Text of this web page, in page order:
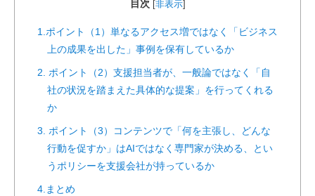
目次 非表示]
1.ポイント（1）単なるアクセス増ではなく「ビジネス
上の成果を出した」事例を保有しているか
2. ポイント（2）支援担当者が、一般論ではなく「自
社の状況を踏まえた具体的な提案」を行ってくれる
か
3. ポイント（3）コンテンツで「何を主張し、どんな
行動を促すか」はAIではなく専門家が決める、とい
うポリシーを支援会社が持っているか
4.まとめ